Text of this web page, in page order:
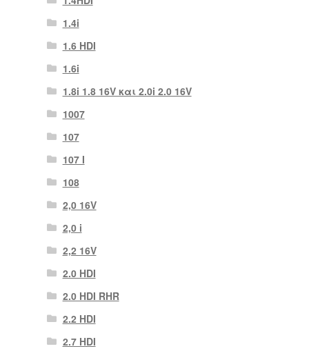
1.4i
1.6 HDI
1.6i
1.8i 1.8 16V και 2.0i 2.0 16V
1007
107
107 Ι
108
2,0 16V
2,0 i
2,2 16V
2.0 HDI
2.0 HDI RHR
2.2 HDI
2.7 HDI